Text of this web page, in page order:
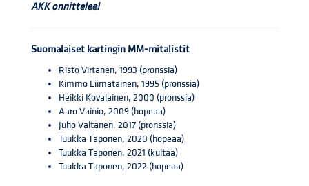
AKK onnittelee!
Suomalaiset kartingin MM-mitalistit
Risto Virtanen, 1993 (pronssia)
Kimmo Liimatainen, 1995 (pronssia)
Heikki Kovalainen, 2000 (pronssia)
Aaro Vainio, 2009 (hopeaa)
Juho Valtanen, 2017 (pronssia)
Tuukka Taponen, 2020 (hopeaa)
Tuukka Taponen, 2021 (kultaa)
Tuukka Taponen, 2022 (hopeaa)